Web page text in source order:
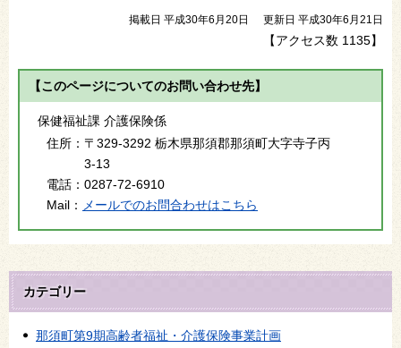
掲載日 平成30年6月20日 更新日 平成30年6月21日
【アクセス数 1135】
【このページについてのお問い合わせ先】
保健福祉課 介護保険係
住所： 〒329-3292 栃木県那須郡那須町大字寺子丙
3-13
電話： 0287-72-6910
Mail：
メールでのお問合わせはこちら
カテゴリー
那須町第9期高齢者福祉・介護保険事業計画